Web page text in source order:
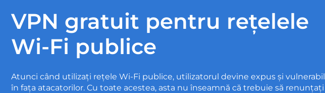
VPN gratuit pentru rețelele
Wi-Fi publice
Atunci când utilizați rețele Wi-Fi publice, utilizatorul devine expus și vulnerabil
în fața atacatorilor. Cu toate acestea, asta nu înseamnă că trebuie să renunțați